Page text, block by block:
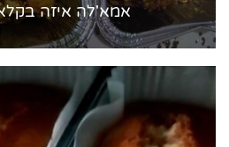
אמא'לה איזה